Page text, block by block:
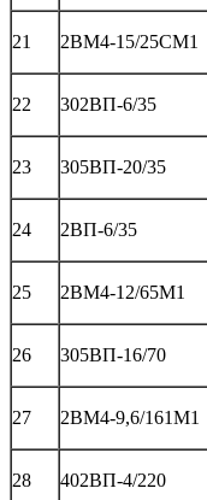
21 2ВМ4-15/25CМ1
22 302ВП-6/35
23 305ВП-20/35
24 2ВП-6/35
25 2ВМ4-12/65М1
26 305ВП-16/70
27 2ВМ4-9,6/161М1
28 402ВП-4/220